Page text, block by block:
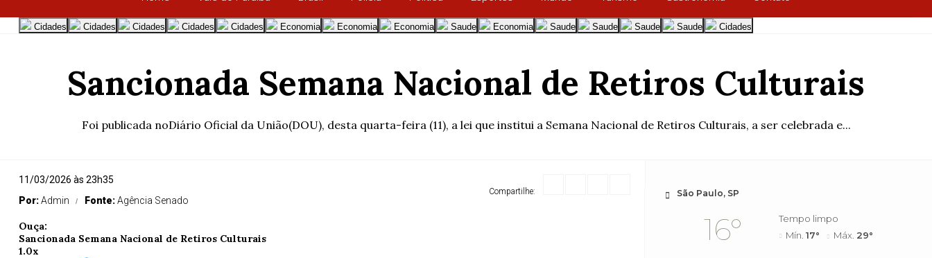
Cidades Cidades Cidades Cidades Cidades Economia Economia Economia Saude Economia Saude Saude Saude Saude Cidades
Sancionada Semana Nacional de Retiros Culturais
Foi publicada noDiário Oficial da União(DOU), desta quarta-feira (11), a lei que institui a Semana Nacional de Retiros Culturais, a ser celebrada e...
11/03/2026 às 23h35
Por:Admin Fonte:Agência Senado
Compartilhe:
Ouça:
Sancionada Semana Nacional de Retiros Culturais
1.0x
São Paulo, SP
16°
Tempo limpo
Mín.17° Máx. 29°